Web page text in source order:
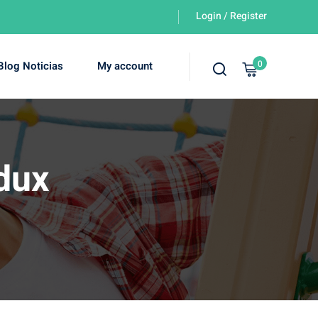
Login / Register
Noticias My account 0